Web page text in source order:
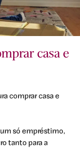
casa e
comprar casa e
só empréstimo,
tanto para a